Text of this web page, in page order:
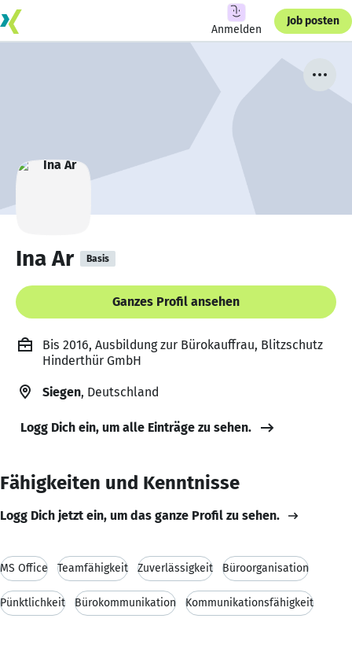
Anmelden
Job posten
Ina Ar Basis
Ganzes Profil ansehen
Bis 2016, Ausbildung zur Bürokauffrau, Blitzschutz
Hinderthür GmbH
Siegen, Deutschland
Logg Dich ein, um alle Einträge zu sehen.
Fähigkeiten und Kenntnisse
Logg Dich jetzt ein, um das ganze Profil zu sehen.
MS Office Teamfähigkeit Zuverlässigkeit Büroorganisation
Pünktlichkeit Bürokommunikation Kommunikationsfähigkeit